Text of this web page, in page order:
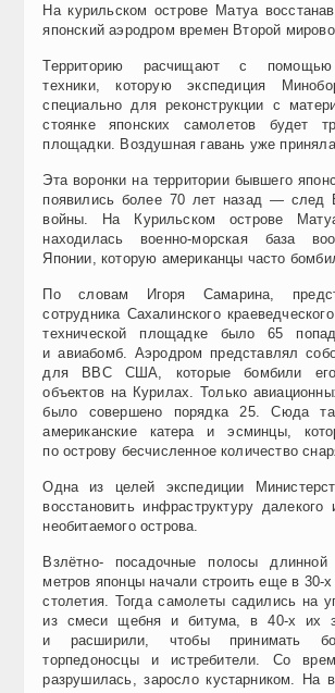
На курильском острове Матуа
японский аэродром времен Второй
Территорию расчищают с помощью
техники, которую экспедиция
специально для реконструкции с
стоянке японских самолетов будет
площадки. Воздушная гавань уже
Эта воронки на территории бывшего
появились более 70 лет назад — след
войны. На Курильском острове
находилась военно-морская база
Японии, которую американцы часто
По словам Игоря Самарина,
сотрудника Сахалинского
технической площадке было 65
и авиабомб. Аэродром представлял
для В ВС США, которые бомбили
объектов на Курилах. Только
было совершено порядка 25. Сюда
американскиекатера и эсминцы,
по острову бесчисленное количество
Одна из целей экспедиции
восстановить инфраструктуру
необитаемого острова.
Взлётно- посадочные полосы
метров японцы начали строить еще в 30-
столетия. Тогда самолеты садились на
из смеси щебня и битума, в 40-х их
и расширили, чтобы принимать
торпедоносцы и истребители. Со
разрушилась, заросло кустарником. На